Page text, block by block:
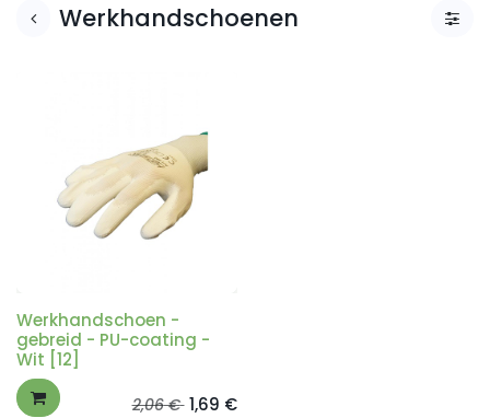
Werkhandschoenen
Werkhandschoen -
gebreid - PU-coating -
Wit [12]
2,06€ 1,69 €